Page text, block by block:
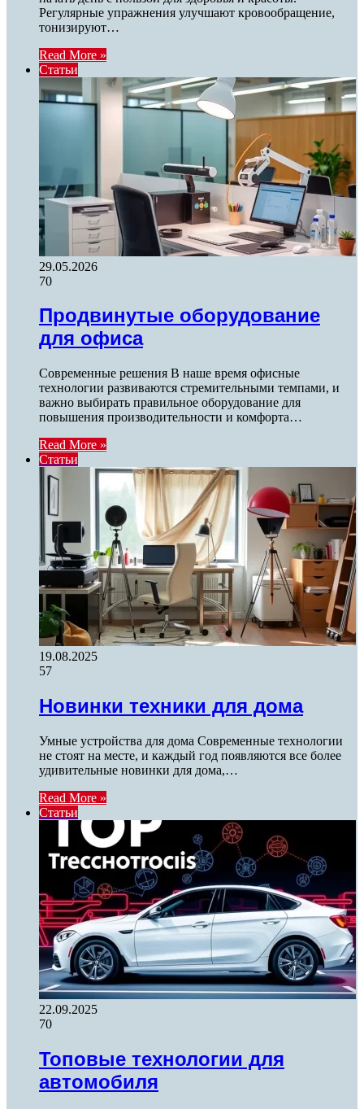
Регулярные упражнения улучшают кровообращение,
тонизируют…
Read More »
Статьи
29.05.2026
70
Продвинутые оборудование
для офиса
Современные решения В наше время офисные
технологии развиваются стремительными темпами, и
важно выбирать правильное оборудование для
повышения производительности и комфорта…
Read More »
Статьи
19.08.2025
57
Новинки техники для дома
Умные устройства для дома Современные технологии
не стоят на месте, и каждый год появляются все более
удивительные новинки для дома,…
Read More »
Статьи
22.09.2025
70
Топовые технологии для
автомобиля